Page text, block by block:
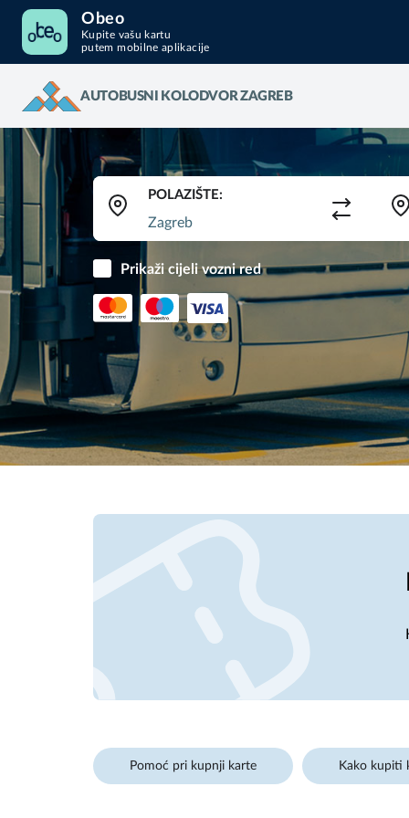
Obeo
Kupite vašu kartu
putem mobilne aplikacije
AUTOBUSNI KOLODVOR ZAGREB
Pomoć pri kupnji karte Kako kupiti
POLAZIŠTE:
Prikaži cijeli vozni red